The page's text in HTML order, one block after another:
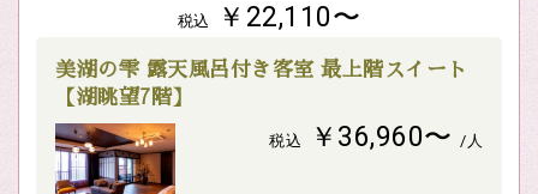
税込 ￥22,110〜
美湖の雫 露天風呂付き客室 最上階スイート
【湖眺望7階】
税込 ￥36,960〜 /人